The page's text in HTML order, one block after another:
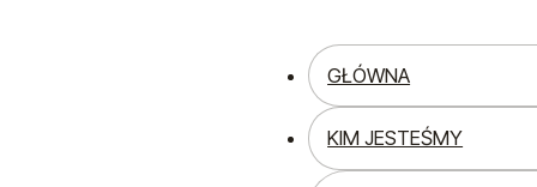
GŁÓWNA
KIM JESTEŚMY